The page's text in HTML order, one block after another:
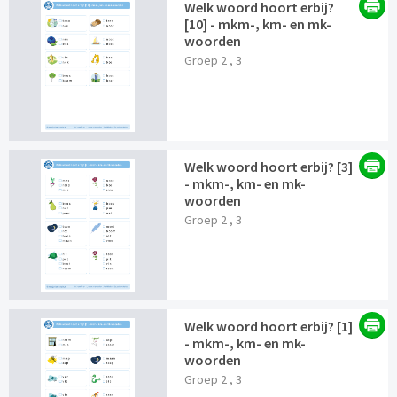
Welk woord hoort erbij?
[10] - mkm-, km- en mk-
woorden
Groep 2 , 3
Welk woord hoort erbij? [3]
- mkm-, km- en mk-
woorden
Groep 2 , 3
Welk woord hoort erbij? [1]
- mkm-, km- en mk-
woorden
Groep 2 , 3